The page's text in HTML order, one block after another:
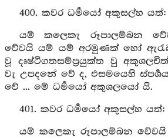
400. කවර ධර්‍මයෝ අකුසල්හ යත්:
යම් කලෙකැ රූපාලම්බන
වේවයි යම් යම් අරමුණක් හෝ
වූ දෘෂ්ටිගතසම්ප්‍රයුක්ත වු
වැ උපදනේ වේ ද, එසමයෙහි
වේ ... මේ ධර්‍මයෝ අකුශලයෝ යි.
401. කවර ධර්‍මයෝ අකුසල්හ යත්:
යම් කලෙකැ රූපාලම්බන වේවයි